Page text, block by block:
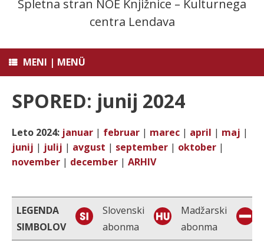
Spletna stran NOE Knjižnice – Kulturnega
centra Lendava
MENI | MENÜ
SPORED: junij 2024
Leto 2024: januar | februar | marec | april | maj |
junij | julij | avgust | september | oktober |
november | december | ARHIV
LEGENDA
SIMBOLOV
Slovenski
abonma
Madžarski
abonma